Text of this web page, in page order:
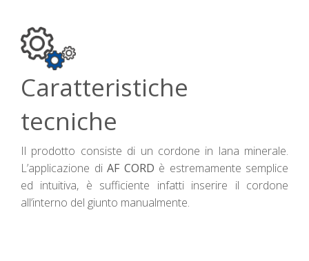
Caratteristiche
tecniche
Il prodotto consiste di un cordone in lana minerale.
L’applicazione di AF CORD è estremamente semplice
ed intuitiva, è sufficiente infatti inserire il cordone
all’interno del giunto manualmente.